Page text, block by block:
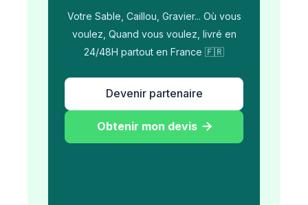
Votre Sable, Caillou, Gravier... Où vous
voulez, Quand vous voulez, livré en
24/48H partout en France 🇫🇷
Devenir partenaire
Obtenir mon devis 